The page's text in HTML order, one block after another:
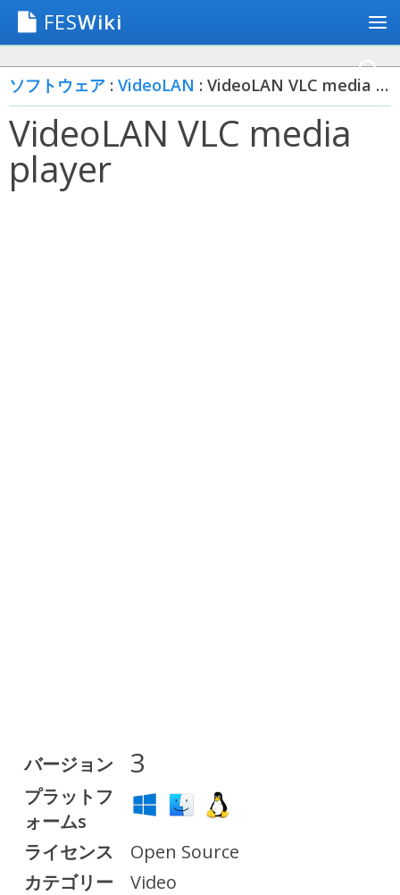
FESWiki
ソフトウェア : VideoLAN : VideoLAN VLC media player
VideoLAN VLC media
player
バージョン 3
プラットフ
ォームs
ライセンス
Open Source
カテゴリー
Video